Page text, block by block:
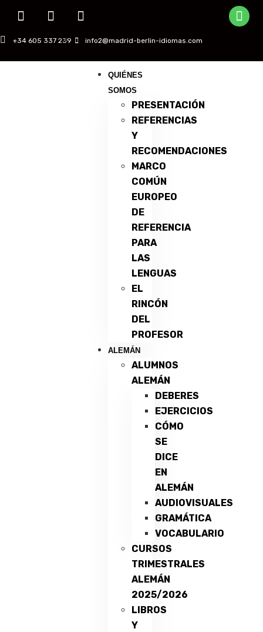
+34 605 337 239 info2@madrid-berlin-idiomas.com
QUIÉNES
SOMOS
PRESENTACIÓN
REFERENCIAS
Y
RECOMENDACIONES
MARCO
COMÚN
EUROPEO
DE
REFERENCIA
PARA
LAS
LENGUAS
EL
RINCÓN
DEL
PROFESOR
ALEMÁN
ALUMNOS
ALEMÁN
DEBERES
EJERCICIOS
CÓMO
SE
DICE
EN
ALEMÁN
AUDIOVISUALES
GRAMÁTICA
VOCABULARIO
CURSOS
TRIMESTRALES
ALEMÁN
2025/2026
LIBROS
Y